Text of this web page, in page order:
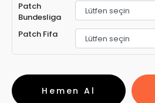
Patch
Bundesliga
Patch Fifa
Hemen Al